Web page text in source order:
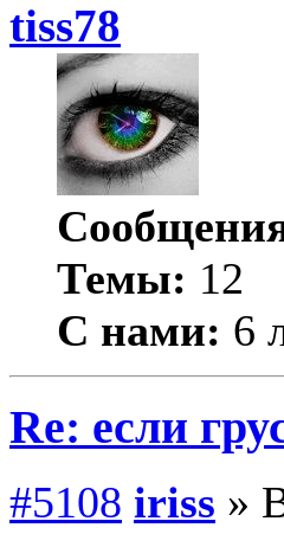
tiss78
Темы: 12
С нами: 6
Re: если
#5108 iriss »